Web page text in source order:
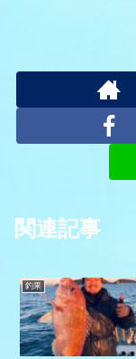
関連記事
釣果